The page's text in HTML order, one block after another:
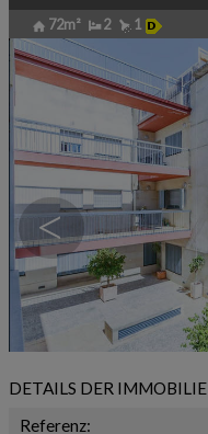
72m² 2 1
<
DETAILS DER IMMOBILIE
Referenz: